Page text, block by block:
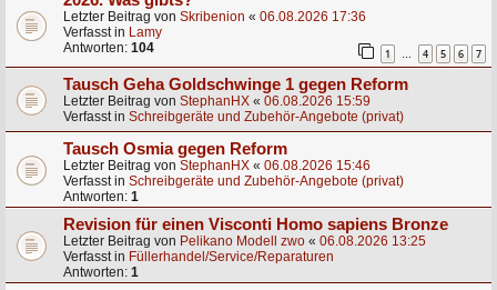
Letzter Beitrag von Skribenion « 06.08.2026 17:36
Verfasst in Lamy
Antworten: 104 1 … 4 5 6 7
Tausch Geha Goldschwinge 1 gegen Reform
Letzter Beitrag von StephanHX « 06.08.2026 15:59
Verfasst in Schreibgeräte und Zubehör-Angebote (privat)
Tausch Osmia gegen Reform
Letzter Beitrag von StephanHX « 06.08.2026 15:46
Verfasst in Schreibgeräte und Zubehör-Angebote (privat)
Antworten: 1
Revision für einen Visconti Homo sapiens Bronze
Letzter Beitrag von Pelikano Modell zwo « 06.08.2026 13:25
Verfasst in Füllerhandel/Service/Reparaturen
Antworten: 1